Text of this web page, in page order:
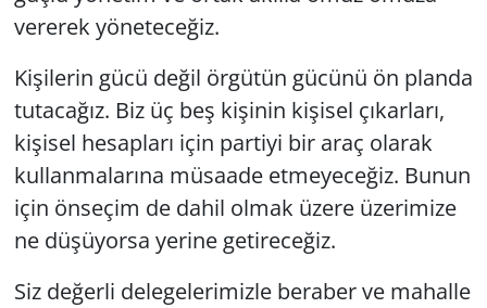
vererek yöneteceğiz.
Kişilerin gücü değil örgütün gücünü ön planda
tutacağız. Biz üç beş kişinin kişisel çıkarları,
kişisel hesapları için partiyi bir araç olarak
kullanmalarına müsaade etmeyeceğiz. Bunun
için önseçim de dahil olmak üzere üzerimize
ne düşüyorsa yerine getireceğiz.
Siz değerli delegelerimizle beraber ve mahalle